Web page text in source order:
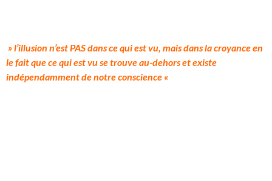
» l’illusion n’est PAS dans ce qui est vu, mais dans la croyance en
le fait que ce qui est vu se trouve au-dehors et existe
indépendamment de notre conscience «